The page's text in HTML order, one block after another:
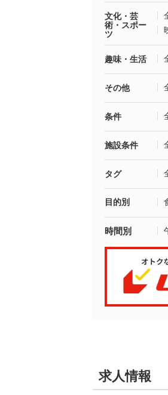
文化・芸
術・スポー
ツ
趣味・生活
その他
条件
施設条件
タグ
目的別
時間別
求人情報